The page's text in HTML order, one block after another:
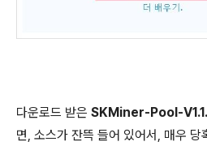
다운로드 받은 SKMiner-Pool-
면, 소스가 잔뜩 들어 있어서, 매우 당